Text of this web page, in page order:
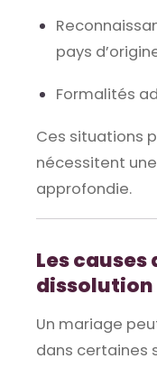
pays
Formalités
Ces situations
nécessitent
approfondie.
Les
dissolution
Un mariage
dans certaines